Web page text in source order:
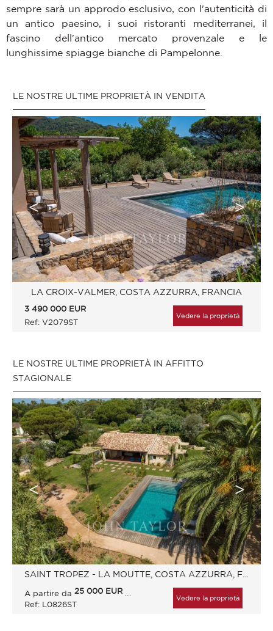
sempre sarà un approdo esclusivo, con l'autenticità di
un antico paesino, i suoi ristoranti mediterranei, il
fascino dell'antico mercato provenzale e le
lunghissime spiagge bianche di Pampelonne.
LE NOSTRE ULTIME PROPRIETÀ IN VENDITA
LA CROIX-VALMER, COSTA AZZURRA, FRANCIA
3 490 000 EUR
Ref: V2079ST
Vedere la proprietà
LE NOSTRE ULTIME PROPRIETÀ IN AFFITTO
STAGIONALE
A partire da 25 000 EUR
Ref: L0826ST
Vedere la proprietà